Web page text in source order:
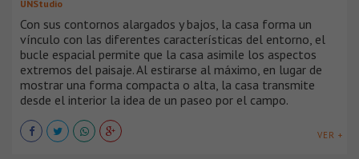
UNStudio
Con sus contornos alargados y bajos, la casa forma un
vínculo con las diferentes características del entorno, el
bucle espacial permite que la casa asimile los aspectos
extremos del paisaje. Al estirarse al máximo, en lugar de
mostrar una forma compacta o alta, la casa transmite
desde el interior la idea de un paseo por el campo.
VER +